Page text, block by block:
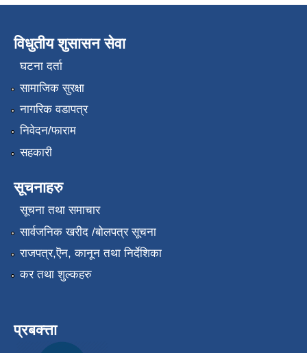
विधुतीय शुसासन सेवा
घटना दर्ता
सामाजिक सुरक्षा
नागरिक वडापत्र
निवेदन/फाराम
सहकारी
सूचनाहरु
सूचना तथा समाचार
सार्वजनिक खरीद /बोलपत्र सूचना
राजपत्र,ऎन, कानून तथा निर्देशिका
कर तथा शुल्कहरु
प्रबक्त्ता